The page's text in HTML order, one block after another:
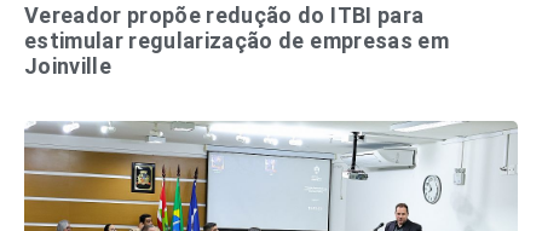
Vereador propõe redução do ITBI para
estimular regularização de empresas em
Joinville